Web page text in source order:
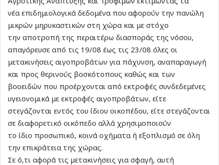
νέα επιδημιολογικά δεδομένα που αφορούν την πανώλη
μικρών μηρυκαστικών στη χώρα και με στόχο
την αποτροπή της περαιτέρω διασποράς της νόσου,
απαγόρευσε από τις 19/08 έως τις 23/08 όλες οι
μετακινήσεις αιγοπροβάτων για πάχυνση, αναπαραγωγή
και προς θερινούς βοσκότοπους καθώς και των
βοοειδών που προέρχονται από εκτροφές συνδεδεμένες
υγειονομικά με εκτροφές αιγοπροβάτων, είτε
στεγάζονται εντός του ίδιου οικοπέδου, είτε στεγάζονται
σε διαφορετικό οικόπεδο αλλά χρησιμοποιούν
το ίδιο προσωπικό, κοινά οχήματα ή εξοπλισμό σε όλη
την επικράτεια της χώρας.
Σε ό,τι αφορά τις μετακινήσεις για σφαγή, αυτή